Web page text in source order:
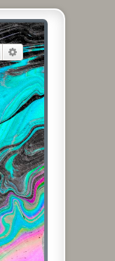
Suche Erweiterte Suche